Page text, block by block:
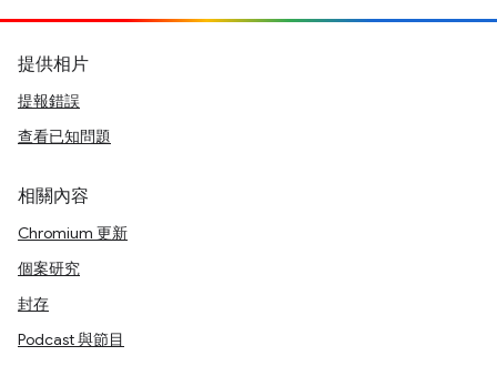
提供相片
提報錯誤
查看已知問題
相關內容
Chromium 更新
個案研究
封存
Podcast 與節目